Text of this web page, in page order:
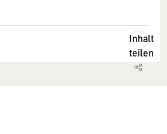
Inhalt
teilen